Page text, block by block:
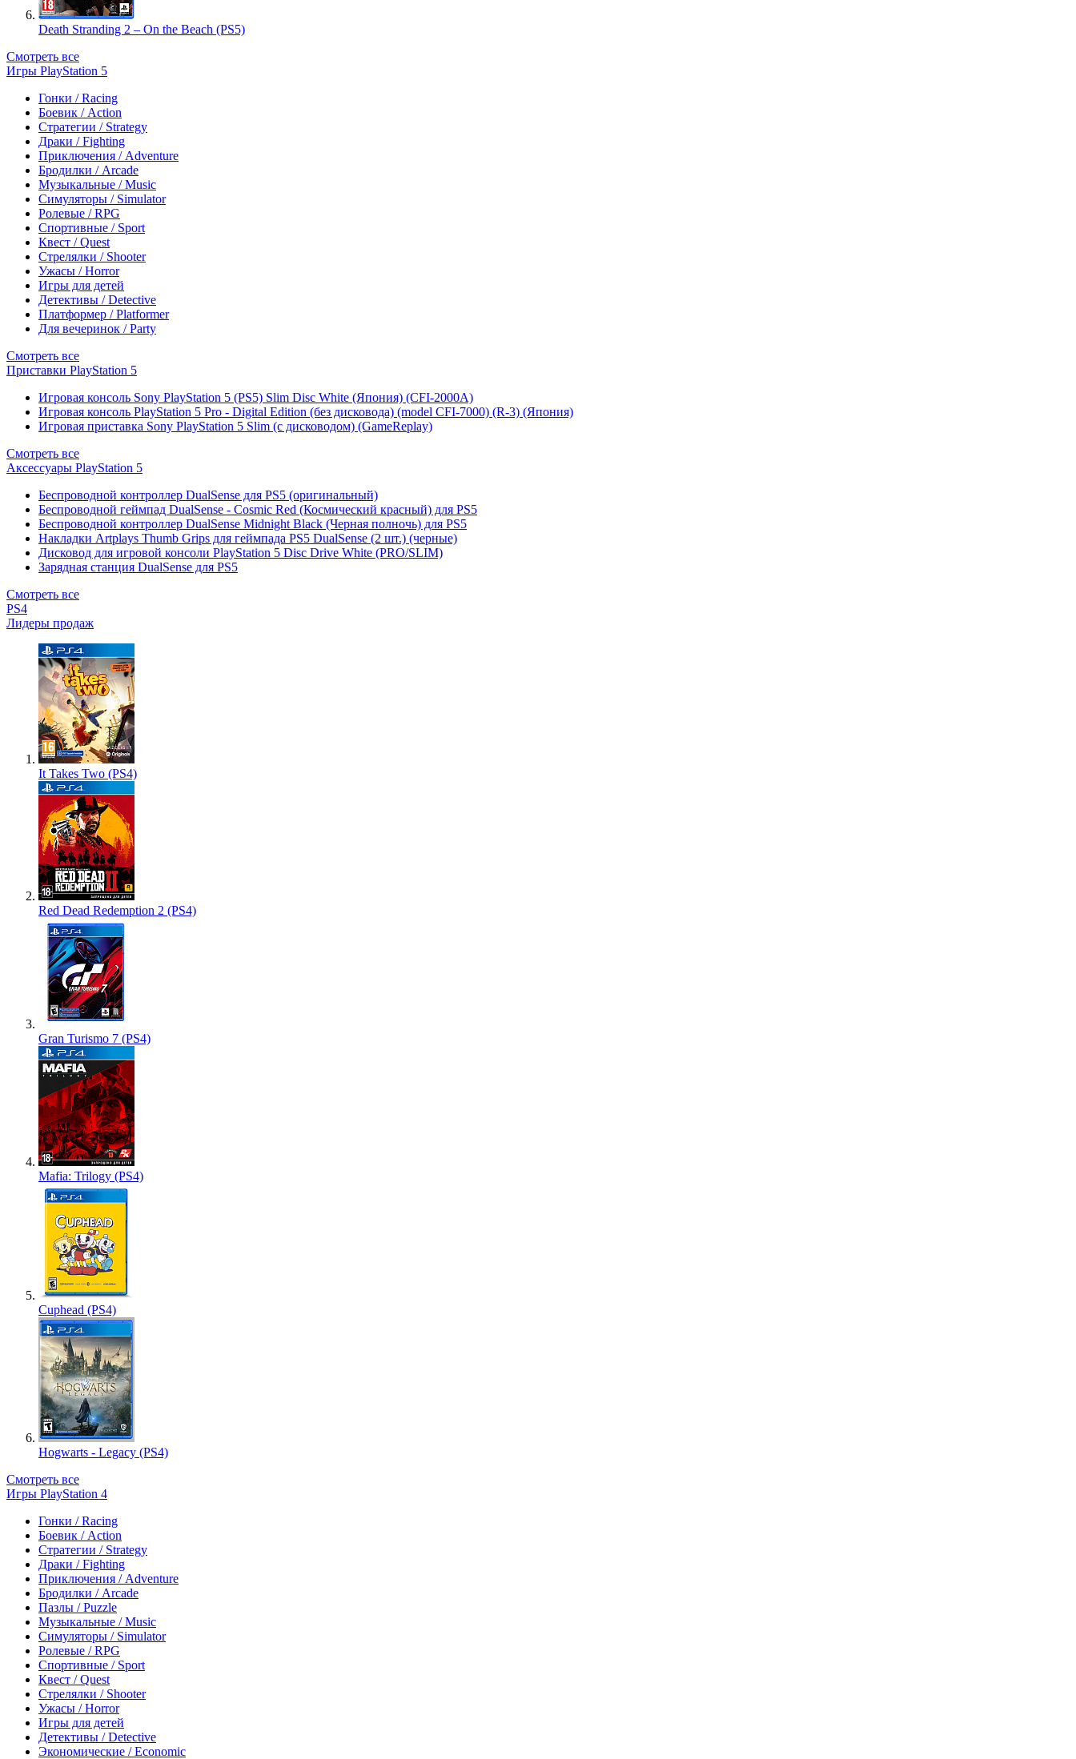
Death Stranding 2 – On the Beach (PS5)
Смотреть все
Игры PlayStation 5
Гонки / Racing
Боевик / Action
Стратегии / Strategy
Драки / Fighting
Приключения / Adventure
Бродилки / Arcade
Музыкальные / Music
Симуляторы / Simulator
Ролевые / RPG
Спортивные / Sport
Квест / Quest
Стрелялки / Shooter
Ужасы / Horror
Игры для детей
Детективы / Detective
Платформер / Platformer
Для вечеринок / Party
Смотреть все
Приставки PlayStation 5
Игровая консоль Sony PlayStation 5 (PS5) Slim Disc White (Япония) (CFI-2000A)
Игровая консоль PlayStation 5 Pro - Digital Edition (без дисковода) (model CFI-7000) (R-3) (Япония)
Игровая приставка Sony PlayStation 5 Slim (с дисководом) (GameReplay)
Смотреть все
Аксессуары PlayStation 5
Беспроводной контроллер DualSense для PS5 (оригинальный)
Беспроводной геймпад DualSense - Cosmic Red (Космический красный) для PS5
Беспроводной контроллер DualSense Midnight Black (Черная полночь) для PS5
Накладки Artplays Thumb Grips для геймпада PS5 DualSense (2 шт.) (черные)
Дисковод для игровой консоли PlayStation 5 Disc Drive White (PRO/SLIM)
Зарядная станция DualSense для PS5
Смотреть все
PS4
Лидеры продаж
It Takes Two (PS4)
Red Dead Redemption 2 (PS4)
Gran Turismo 7 (PS4)
Mafia: Trilogy (PS4)
Cuphead (PS4)
Hogwarts - Legacy (PS4)
Смотреть все
Игры PlayStation 4
Гонки / Racing
Боевик / Action
Стратегии / Strategy
Драки / Fighting
Приключения / Adventure
Бродилки / Arcade
Пазлы / Puzzle
Музыкальные / Music
Симуляторы / Simulator
Ролевые / RPG
Спортивные / Sport
Квест / Quest
Стрелялки / Shooter
Ужасы / Horror
Игры для детей
Детективы / Detective
Экономические / Economic